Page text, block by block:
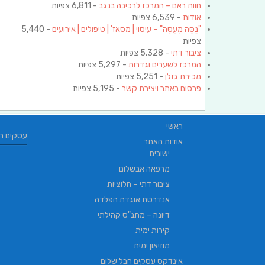
חוות ראם – המרכז לרכיבה בנגב - 6,811 צפיות
אודות - 6,539 צפיות
"נַסֵּה מְעַסֶּה" – עיסוי | מסאז' | טיפולים | אירועים
- 5,440
צפיות
ציבור דתי - 5,328 צפיות
המרכז לשערים וגדרות - 5,297 צפיות
מכירת גזלן - 5,251 צפיות
פרסום באתר ויצירת קשר - 5,195 צפיות
עסקים
ראשי
אודות האתר
ישובים
מרפאה אבשלום
ציבור דתי – חלוציות
אנדרטת אוגדת הפלדה
דיונה – מתנ"ס קהילתי
קירות ימית
מוזיאון ימית
אינדקס עסקים חבל שלום